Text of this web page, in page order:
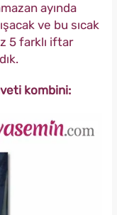
ayında
ve bu sıcak
5 farklı iftar
kombini: